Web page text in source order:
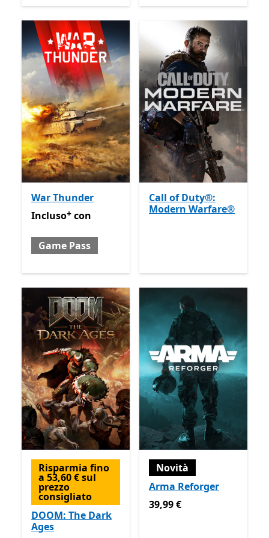
War Thunder
Incluso con Game Pass
Offre acquisti in-app
Incluso+ con
Game Pass
Call of Duty®:
Modern Warfare®
Risparmia fino
a 53,60 € sul
prezzo
consigliato
DOOM: The Dark
Ages
Novità
Arma Reforger
39,99 €
39,99 €